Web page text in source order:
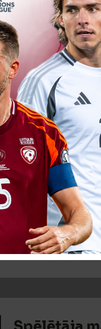
Spēlētāja
Spēlētāja
Spēlētāja
Spēlētāja